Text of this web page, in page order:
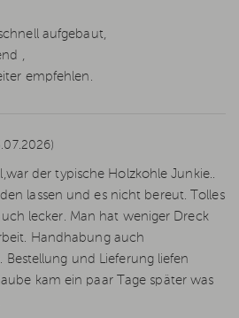
aufgebaut,
,
empfehlen.
der typische Holzkohle Junkie..
lassen und es nicht bereut. Tolles
lecker. Man hat weniger Dreck
Handhabung auch
Bestellung und Lieferung liefen
kam ein paar Tage später was